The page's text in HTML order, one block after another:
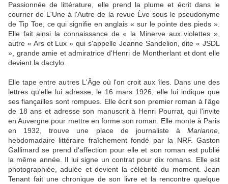
Passionnée de littérature, elle prend la plume et écrit dans le
courrier de L'Une à l'Autre de la revue Ève sous le pseudonyme
de Tip Toe, ce qui signifie en anglais « sur le pointe des pieds ».
Elle fait ainsi la connaissance de « la Minerve aux violettes »,
autre « Ars et Lux » qui s'appelle Jeanne Sandelion, dite « JSDL
», grande amie et admiratrice d'Henri de Montherlant et dont elle
devient la dactylo.
Elle tape entre autres L'Âge où l'on croit aux îles. Dans une des
lettres qu'elle lui adresse, le 16 mars 1926, elle lui indique que
ses fiançailles sont rompues. Elle écrit son premier roman à l'âge
de 18 ans et adresse son manuscrit à Henri Pourrat, qui l'invite
en Auvergne pour mettre en forme son roman. Elle monte à Paris
en 1932, trouve une place de journaliste à Marianne
hebdomadaire littéraire fraîchement fondé par la NRF. Gaston
Gallimard se prend d'affection pour elle et son roman est publié
la même année. Il lui signe un contrat pour dix romans. Elle est
photographiée, adulée et devient la célébrité du moment. Jean
Tenant fait une chronique de son livre et la rencontre quelque